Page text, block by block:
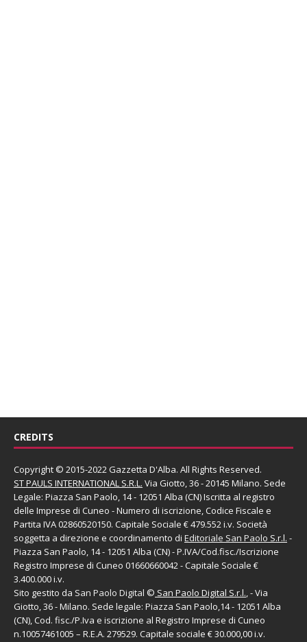
CREDITS
Copyright © 2015-2022 Gazzetta D'Alba. All Rights Reserved.
ST PAULS INTERNATIONAL S.R.L. Via Giotto, 36 - 20145 Milano. Sede
Legale: Piazza San Paolo, 14 - 12051 Alba (CN) Iscritta al registro
delle Imprese di Cuneo - Numero di iscrizione, Codice Fiscale e
Partita IVA 02860520150. Capitale Sociale € 479.552 i.v. Società
soggetta a direzione e coordinamento di Editoriale San Paolo S.r.l. -
Piazza San Paolo, 14 - 12051 Alba (CN) - P.IVA/Cod.fisc./Iscrizione
Registro Imprese di Cuneo 01660660042 - Capitale Sociale €
3.400.000 i.v.
Sito gestito da San Paolo Digital © San Paolo Digital S.r.l., - Via
Giotto, 36 - Milano. Sede legale: Piazza San Paolo,14 - 12051 Alba
(CN), Cod. fisc./P.Iva e iscrizione al Registro Imprese di Cuneo
n.10057461005 – R.E.A. 279529. Capitale sociale € 30.000,00 i.v.